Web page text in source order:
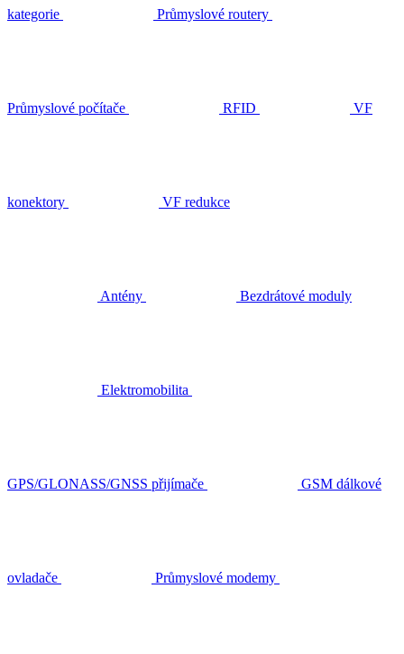
kategorie Průmyslové routery
Průmyslové počítače RFID VF
konektory VF redukce
Antény Bezdrátové moduly
Elektromobilita
GPS/GLONASS/GNSS přijímače GSM dálkové
ovladače Průmyslové modemy